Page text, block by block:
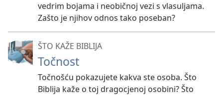
vedrim bojama i neobičnoj vezi s vlasuljama.
Zašto je njihov odnos tako poseban?
ŠTO KAŽE BIBLIJA
Točnost
Točnošću pokazujete kakva ste osoba. Što
Biblija kaže o toj dragocjenoj osobini? Što